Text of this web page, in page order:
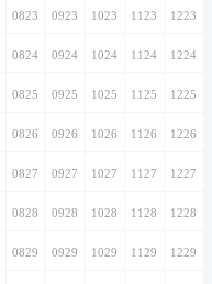
0823 0923 1023 1123 1223
0824 0924 1024 1124 1224
0825 0925 1025 1125 1225
0826 0926 1026 1126 1226
0827 0927 1027 1127 1227
0828 0928 1028 1128 1228
0829 0929 1029 1129 1229